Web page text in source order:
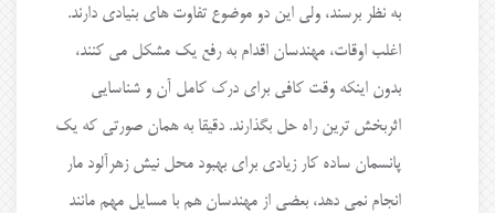
به نظر برسند، ولی این دو موضوع تفاوت های بنیادی دارند.
اغلب اوقات، مهندسان اقدام به رفع یک مشکل می کنند،
بدون اینکه وقت کافی برای درک کامل آن و شناسایی
اثربخش ترین راه حل بگذارند. دقیقا به همان صورتی که یک
پانسمان ساده کار زیادی برای بهبود محل نیش زهرآلود مار
انجام نمی دهد، بعضی از مهندسان هم با مسایل مهم مانند